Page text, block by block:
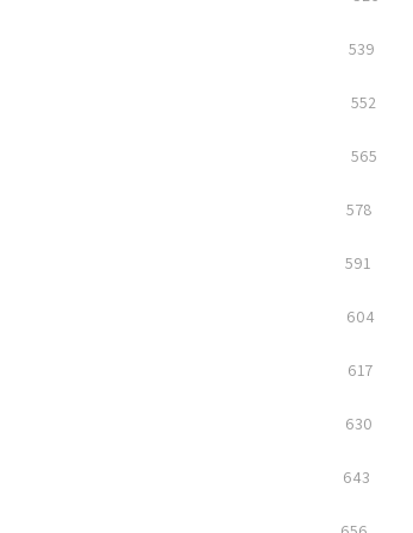
539
552
565
578
591
604
617
630
643